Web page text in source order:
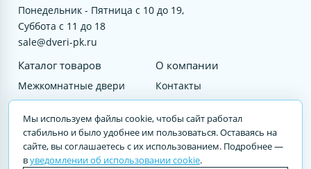
Понедельник - Пятница с 10 до 19,
Суббота с 11 до 18
sale@dveri-pk.ru
Каталог товаров
Межкомнатные двери
Входные двери
Услуги
О компании
Контакты
Мы используем файлы cookie, чтобы сайт работал
стабильно и было удобнее им пользоваться. Оставаясь на
сайте, вы соглашаетесь с их использованием. Подробнее —
вуведомлении об использовании cookie.